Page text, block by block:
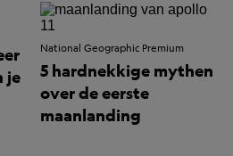
je
National Geographic Premium
5 hardnekkige mythen
over de eerste
maanlanding